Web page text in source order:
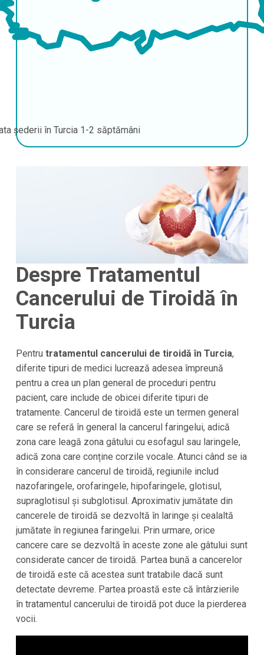
șederii în Turcia 1-2 săptămâni
Despre Tratamentul
Cancerului de Tiroidă în
Turcia
Pentru tratamentul cancerului de tiroidă în Turcia,
diferite tipuri de medici lucrează adesea împreună
pentru a crea un plan general de proceduri pentru
pacient, care include de obicei diferite tipuri de
tratamente. Cancerul de tiroidă este un termen general
care se referă în general la cancerul faringelui, adică
zona care leagă zona gâtului cu esofagul sau laringele,
adică zona care conține corzile vocale. Atunci când se ia
în considerare cancerul de tiroidă, regiunile includ
nazofaringele, orofaringele, hipofaringele, glotisul,
supraglotisul și subglotisul. Aproximativ jumătate din
cancerele de tiroidă se dezvoltă în laringe și cealaltă
jumătate în regiunea faringelui. Prin urmare, orice
cancere care se dezvoltă în aceste zone ale gâtului sunt
considerate cancer de tiroidă. Partea bună a cancerelor
de tiroidă este că acestea sunt tratabile dacă sunt
detectate devreme. Partea proastă este că întârzierile
în tratamentul cancerului de tiroidă pot duce la pierderea
vocii.